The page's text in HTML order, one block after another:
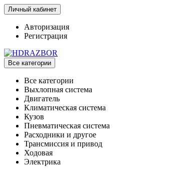
Личный кабинет
Авторизация
Регистрация
Все категории
Все категории
Выхлопная система
Двигатель
Климатическая система
Кузов
Пневматическая система
Расходники и другое
Трансмиссия и привод
Ходовая
Электрика